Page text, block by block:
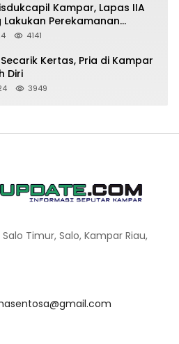
Kampar, Lapas IIA
Lakukan Perekamanan
WBP
4141
Kertas, Pria di Kampar
Diri
3949
Timur, Salo, Kampar Riau,